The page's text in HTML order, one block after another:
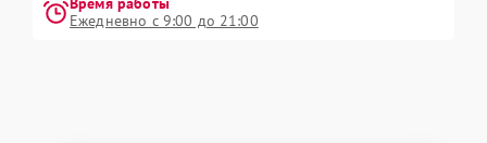
Ежедневно с 9:00 до 21:00